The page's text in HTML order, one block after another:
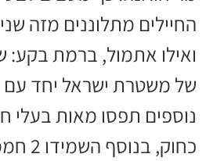
החיילים מתלוננים מזה
ואילו אתמול, ברמת בקע:
של משטרת ישראל יחד עם
נוספים תפסו מאות בעלי